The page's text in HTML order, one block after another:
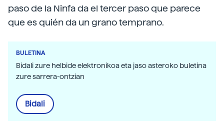
paso de la Ninfa da el tercer paso que parece
que es quién da un grano temprano.
BULETINA
Bidali zure helbide elektronikoa eta jaso asteroko buletina
zure sarrera-ontzian
Bidali